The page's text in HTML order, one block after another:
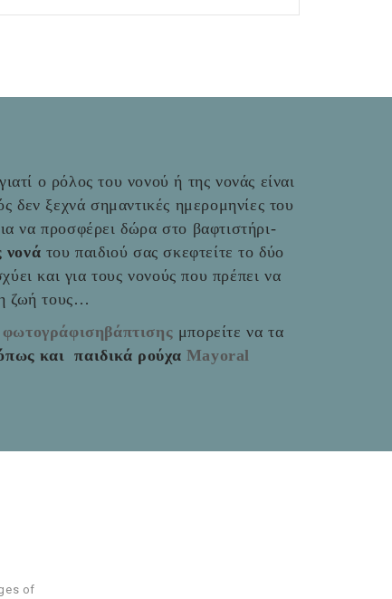
ο ρόλος του νονού ή της νονάς είναι
ξεχνά σημαντικές ημερομηνίες του
να προσφέρει δώρα στο βαφτιστήρι-
νονά του παιδιού σας σκεφτείτε το δύο
και για τους νονούς που πρέπει να
ζωή τους…
φωτογράφισηβάπτισης μπορείτε να τα
και παιδικά ρούχα Mayoral
of